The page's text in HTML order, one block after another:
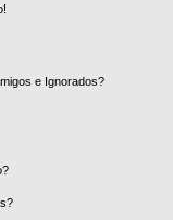
e Ignorados?